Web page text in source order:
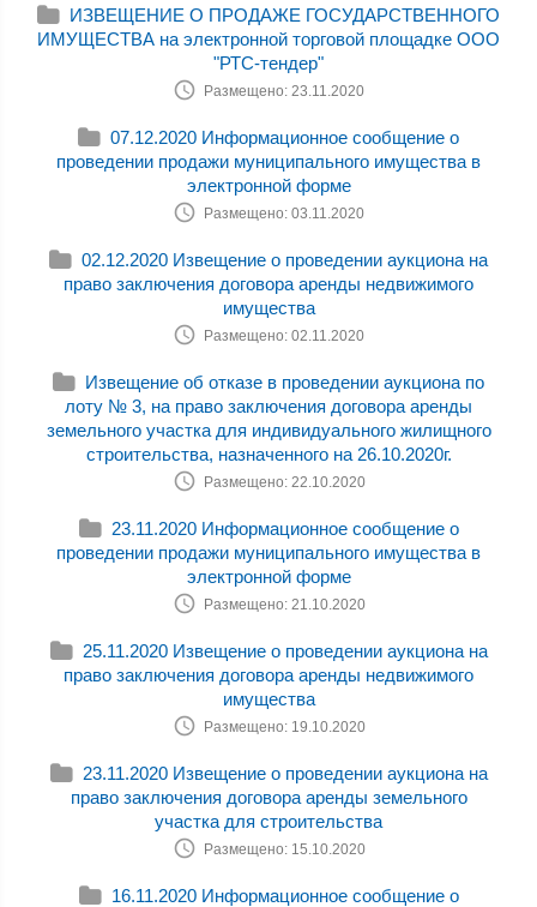
ИЗВЕЩЕНИЕ О ПРОДАЖЕ ГОСУДАРСТВЕННОГО
ИМУЩЕСТВА на электронной торговой площадке ООО
"РТС-тендер"
Размещено: 23.11.2020
07.12.2020 Информационное сообщение о
проведении продажи муниципального имущества в
электронной форме
Размещено: 03.11.2020
02.12.2020 Извещение о проведении аукциона на
право заключения договора аренды недвижимого
имущества
Размещено: 02.11.2020
Извещение об отказе в проведении аукциона по
лоту № 3, на право заключения договора аренды
земельного участка для индивидуального жилищного
строительства, назначенного на 26.10.2020г.
Размещено: 22.10.2020
23.11.2020 Информационное сообщение о
проведении продажи муниципального имущества в
электронной форме
Размещено: 21.10.2020
25.11.2020 Извещение о проведении аукциона на
право заключения договора аренды недвижимого
имущества
Размещено: 19.10.2020
23.11.2020 Извещение о проведении аукциона на
право заключения договора аренды земельного
участка для строительства
Размещено: 15.10.2020
16.11.2020 Информационное сообщение о